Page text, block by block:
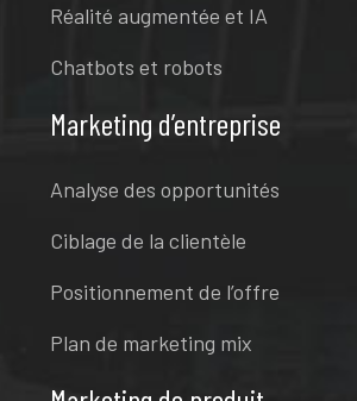
Réalité augmentée et IA
Chatbots et robots
Marketing d’entreprise
Analyse des opportunités
Ciblage de la clientèle
Positionnement de l’offre
Plan de marketing mix